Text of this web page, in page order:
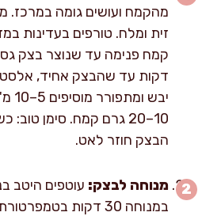
מהקמח ועושים גומה במרכז.
זית ומלח. טורפים בעדינות
דקות עד שהבצק אחיד,
10–20 גרם קמח. סימן
הבצק חוזר לאט.
מנוחה לבצק: עוטפים היטב
במנוחה 30 דקות